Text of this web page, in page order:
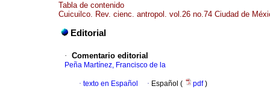
Tabla de contenido
Cuicuilco. Rev. cienc. antropol. vol.26 no.74 Ciudad de
Editorial
· Comentario editorial
Peña Martínez, Francisco de la
· texto en Español · Español ( pdf)